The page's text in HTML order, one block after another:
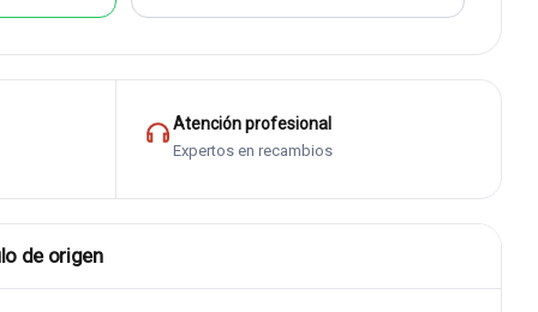
Atención profesional
Expertos en recambios
de origen